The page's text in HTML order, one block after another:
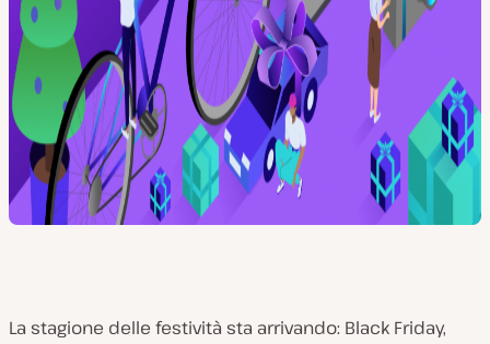
La stagione delle festività sta arrivando: Black Friday,